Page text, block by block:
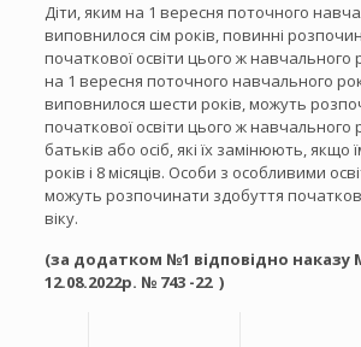
Діти, яким на 1 вересня поточного
виповнилося сім років, повинні
початкової освіти цього ж навчального
на 1 вересня поточного навчального
виповнилося шести років, можуть
початкової освіти цього ж
батьків або осіб, які їх замінюють, якщо
років і 8 місяців. Особи з особливими
можуть розпочинати здобуття
віку.
(за додатком №1 відповідно наказу
12.08.2022р. № 743 -22)